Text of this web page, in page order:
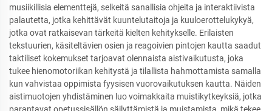
musiikillisia elementtejä, selkeitä sanallisia ohjeita ja interaktiivista
palautetta, jotka kehittävät kuuntelutaitoja ja kuuloerottelukykyä,
jotka ovat ratkaisevan tärkeitä kielten kehitykselle. Erilaisten
tekstuurien, käsiteltävien osien ja reagoivien pintojen kautta saadut
taktiliset kokemukset tarjoavat olennaista aistivaikutusta, joka
tukee hienomotoriikan kehitystä ja tilallista hahmottamista samalla
kun vahvistaa oppimista fyysisen vuorovaikutuksen kautta. Näiden
aistimuotojen yhdistäminen luo voimakkaita muistikytkeyksiä, jotka
parantavat opetussisällön säilyttämistä ja muistamista, mikä tekee